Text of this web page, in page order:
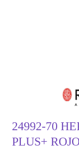
24992-70
PLUS+